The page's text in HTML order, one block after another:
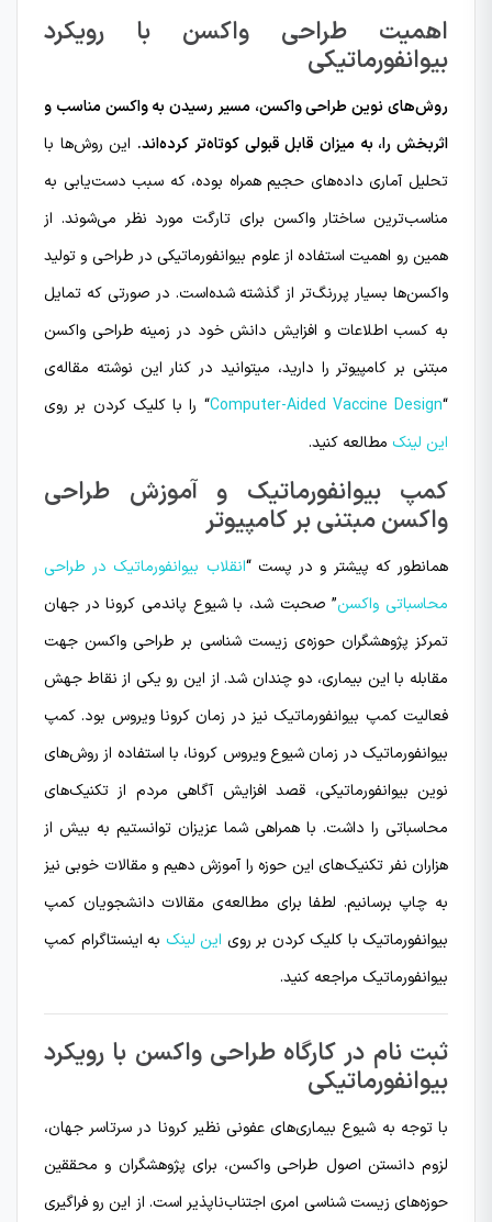
اهمیت طراحی واکسن با رویکرد
بیوانفورماتیکی
روش‌های نوین طراحی واکسن، مسیر رسیدن به واکسن مناسب و
اثربخش را، به میزان قابل قبولی کوتاه‌تر کرده‌اند. این روش‌ها با
تحلیل آماری داده‌های حجیم همراه بوده، که سبب دست‌یابی به
مناسب‌ترین ساختار واکسن برای تارگت مورد نظر می‌شوند. از
همین رو اهمیت استفاده از علوم بیوانفورماتیکی در طراحی و تولید
واکسن‌ها بسیار پررنگ‌تر از گذشته شده‌است. در صورتی که تمایل
به کسب اطلاعات و افزایش دانش خود در زمینه طراحی واکسن
مبتنی بر کامپیوتر را دارید، میتوانید در کنار این نوشته مقاله‌ی
“
Computer-Aided Vaccine Design
“ را با کلیک کردن بر روی
این لینک مطالعه کنید.
کمپ بیوانفورماتیک و آموزش طراحی
واکسن مبتنی بر کامپیوتر
همانطور که پیشتر و در پست “انقلاب بیوانفورماتیک در طراحی
محاسباتی واکسن” صحبت شد، با شیوع پاندمی کرونا در جهان
تمرکز پژوهشگران حوزه‌ی زیست شناسی بر طراحی واکسن جهت
مقابله با این بیماری، دو چندان شد. از این رو یکی از نقاط جهش
فعالیت کمپ بیوانفورماتیک نیز در زمان کرونا ویروس بود. کمپ
بیوانفورماتیک در زمان شیوع ویروس کرونا، با استفاده از روش‌های
نوین بیوانفورماتیکی، قصد افزایش آگاهی مردم از تکنیک‌های
محاسباتی را داشت. با همراهی شما عزیزان توانستیم به بیش از
هزاران نفر تکنیک‌های این حوزه را آموزش دهیم و مقالات خوبی نیز
به چاپ برسانیم. لطفا برای مطالعه‌ی مقالات دانشجویان کمپ
بیوانفورماتیک با کلیک کردن بر روی این لینک به اینستاگرام کمپ
بیوانفورماتیک مراجعه کنید.
ثبت نام در کارگاه طراحی واکسن با رویکرد
بیوانفورماتیکی
با توجه به شیوع بیماری‌های عفونی نظیر کرونا در سرتاسر جهان،
لزوم دانستن اصول طراحی واکسن، برای پژوهشگران و محققین
حوزه‌های زیست شناسی امری اجتناب‌ناپذیر است. از این رو فراگیری